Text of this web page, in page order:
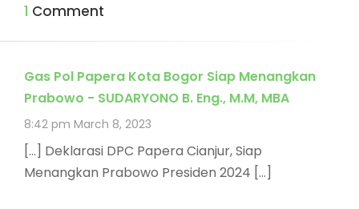
1 Comment
Gas Pol Papera Kota Bogor Siap Menangkan
Prabowo - SUDARYONO B. Eng., M.M, MBA
8:42 pm March 8, 2023
[…] Deklarasi DPC Papera Cianjur, Siap
Menangkan Prabowo Presiden 2024 […]